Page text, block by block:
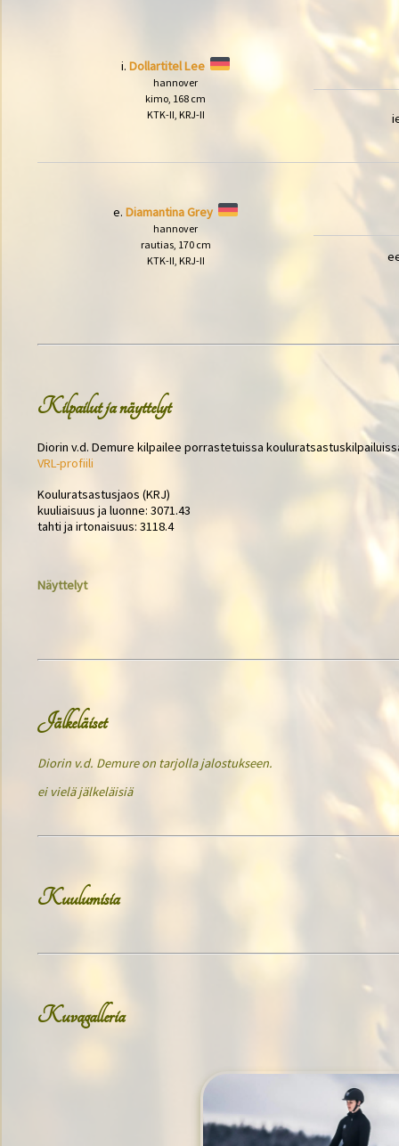
i. Dollartitel Lee
hannover
kimo, 168 cm
KTK-II, KRJ-II
e. Diamantina Grey
hannover
rautias, 170 cm
KTK-II, KRJ-II
Kilpailut ja näyttelyt
Diorin v.d. Demure kilpailee porrastetuissa
VRL-profiili
Kouluratsastusjaos (KRJ)
kuuliaisuus ja luonne: 3071.43
tahti ja irtonaisuus: 3118.4
Näyttelyt
Jälkeläiset
Diorin v.d. Demure on tarjolla jalostukseen.
ei vielä jälkeläisiä
Kuulumisia
Kuvagalleria